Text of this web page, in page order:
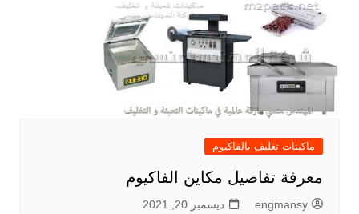
ماكينات تغليف بالفاكيوم
معرفة تفاصيل مكاين الفاكيوم
engmansy ديسمبر 20, 2021